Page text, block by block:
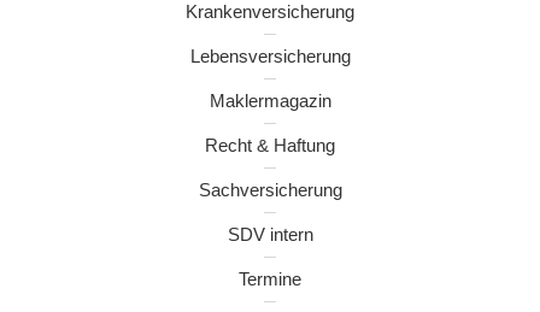
Krankenversicherung
Lebensversicherung
Maklermagazin
Recht & Haftung
Sachversicherung
SDV intern
Termine